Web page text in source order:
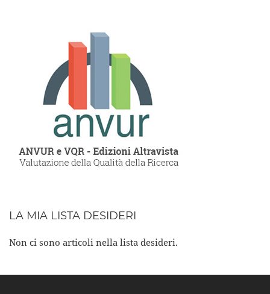
LA MIA LISTA DESIDERI
Non ci sono articoli nella lista desideri.